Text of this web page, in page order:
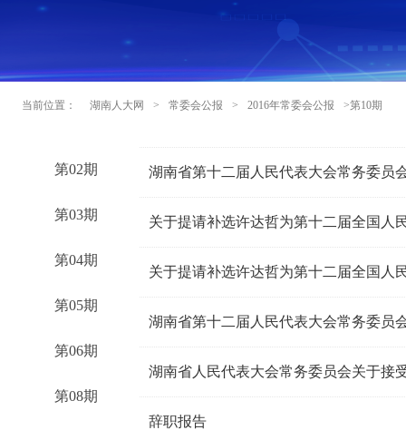
当前位置： 湖南人大网 > 常委会公报 > 2016年常委会公报 >第10期
第02期
第03期
第04期
第05期
第06期
第08期
湖南省第十二届人民代表大会常务委员
关于提请补选许达哲为第十二届全国人
关于提请补选许达哲为第十二届全国人
湖南省第十二届人民代表大会常务委员
辞职报告